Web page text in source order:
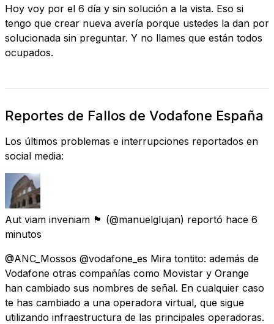
Hoy voy por el 6 día y sin solución a la vista. Eso si
tengo que crear nueva avería porque ustedes la dan por
solucionada sin preguntar. Y no llames que están todos
ocupados.
Reportes de Fallos de Vodafone España
Los últimos problemas e interrupciones reportados en
social media:
Aut viam inveniam 🏴 (@manuelglujan) reportó hace 6
minutos
@ANC_Mossos @vodafone_es Mira tontito: además de
Vodafone otras compañías como Movistar y Orange
han cambiado sus nombres de señal. En cualquier caso
te has cambiado a una operadora virtual, que sigue
utilizando infraestructura de las principales operadoras.